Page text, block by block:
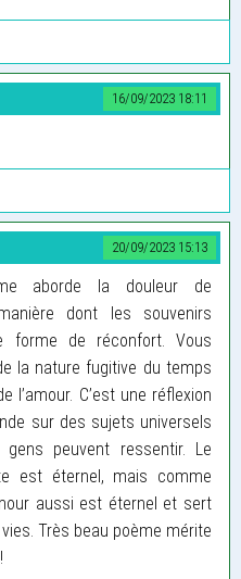
16/09/2023 18:11
20/09/2023 15:13
aborde la douleur de
dont les souvenirs
forme de réconfort. Vous
la nature fugitive du temps
l’amour. C’est une réflexion
sur des sujets universels
peuvent ressentir. Le
est éternel, mais comme
aussi est éternel et sert
Très beau poème mérite